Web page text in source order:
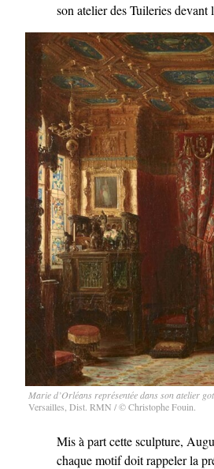
son atelier des Tuileries devant
Marie d’Orléans représentée dans son atelier
Versailles, Dist. RMN / © Christophe Fouin.
Mis à part cette sculpture,
chaque motif doit rappeler la